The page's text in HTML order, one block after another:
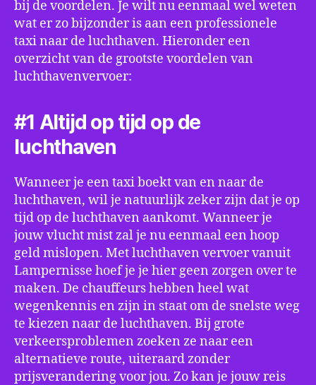
bij de voordelen. Je wilt nu eenmaal wel weten
wat er zo bijzonder is aan een professionele
taxi naar de luchthaven. Hieronder een
overzicht van de grootste voordelen van
luchthavenvervoer:
#1 Altijd op tijd op de
luchthaven
Wanneer je een taxi boekt van en naar de
luchthaven, wil je natuurlijk zeker zijn dat je op
tijd op de luchthaven aankomt. Wanneer je
jouw vlucht mist zal je nu eenmaal een hoop
geld mislopen. Met luchthaven vervoer vanuit
Lampernisse hoef je je hier geen zorgen over te
maken. De chauffeurs hebben heel wat
wegenkennis en zijn in staat om de snelste weg
te kiezen naar de luchthaven. Bij grote
verkeersproblemen zoeken ze naar een
alternatieve route, uiteraard zonder
prijsverandering voor jou. Zo kan je jouw reis